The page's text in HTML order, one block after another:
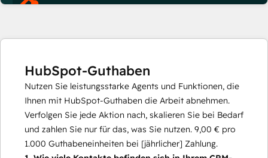
HubSpot-Guthaben
Nutzen Sie leistungsstarke Agents und Funktionen, die
Ihnen mit HubSpot-Guthaben die Arbeit abnehmen.
Verfolgen Sie jede Aktion nach, skalieren Sie bei Bedarf
und zahlen Sie nur für das, was Sie nutzen. 9,00 € pro
1.000 Guthabeneinheiten bei [jährlicher] Zahlung.